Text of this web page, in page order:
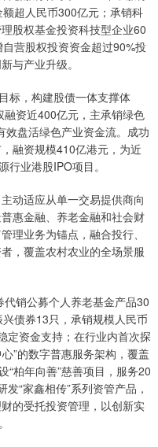
超人民币300亿元；承销科
股权基金投资科技型企业60
营股权投资资金超过90%投
与产业升级。
，构建股债一体支撑体
资近400亿元，主承销绿色
盘活绿色产业资金流。成功
融资规模410亿港元，为近
行业港股IPO项目。
适应从单一交易提供商向
惠金融、养老金融和社会财
理业务为锚点，融合投行、
，覆盖农村农业的全场景服
销公募个人养老基金产品30
债券13只，承销规模人民币
定资金支持；在行业内首次探
”的数字普惠服务架构，覆盖
“柏年向善”慈善项目，服务20
“家鑫相传”系列资管产品，
的受托投资管理，以创新实